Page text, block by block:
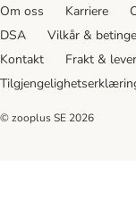
Om oss Karriere
DSA
Vilkår &
Kontakt
Frakt &
© zooplus SE 2026